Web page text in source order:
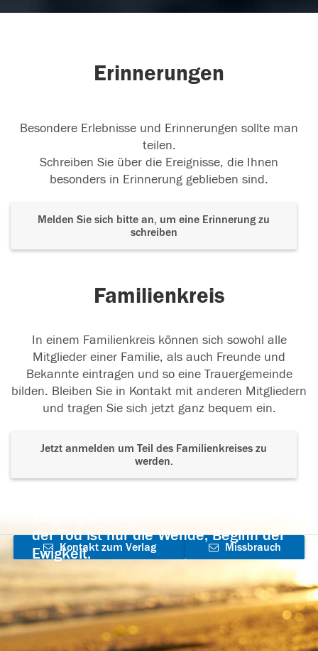
Erinnerungen
Besondere Erlebnisse und Erinnerungen sollte man
teilen.
Schreiben Sie über die Ereignisse, die Ihnen
besonders in Erinnerung geblieben sind.
Melden Sie sich bitte an, um eine Erinnerung zu
schreiben
Familienkreis
In einem Familienkreis können sich sowohl alle
Mitglieder einer Familie, als auch Freunde und
Bekannte eintragen und so eine Trauergemeinde
bilden. Bleiben Sie in Kontakt mit anderen Mitgliedern
und tragen Sie sich jetzt ganz bequem ein.
Jetzt anmelden um Teil des Familienkreises zu
werden.
der Tod ist nur die Wende, Beginn der
Ewigkeit.
Kontakt zum Verlag
aufnehmen
Missbrauch